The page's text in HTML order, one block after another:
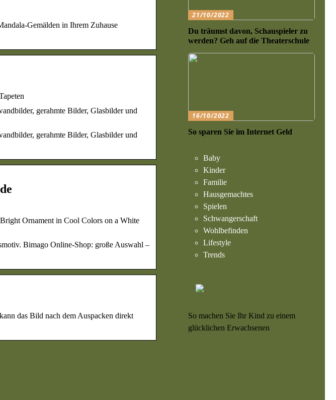
Gemälden in Ihrem Zuhause
gerahmte Bilder, Glasbilder und
gerahmte Bilder, Glasbilder und
Ornament in Cool Colors on a White
Bimago Online-Shop: große Auswahl –
das Bild nach dem Auspacken direkt
21/10/2022
Du träumst davon, Schauspieler zu
werden? Geh auf die Theaterschule
16/10/2022
So sparen Sie im Internet Geld
Baby
Kinder
Familie
Hausgemachtes
Spielen
Schwangerschaft
Wohlbefinden
Lifestyle
Trends
So machen Sie Ihr Kind zu einem
glücklichen Erwachsenen